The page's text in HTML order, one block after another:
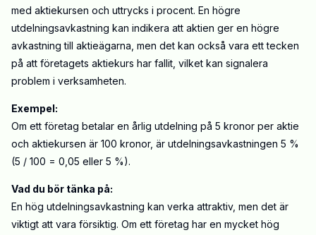
med aktiekursen och uttrycks i procent. En högre
utdelningsavkastning kan indikera att aktien ger en högre
avkastning till aktieägarna, men det kan också vara ett tecken
på att företagets aktiekurs har fallit, vilket kan signalera
problem i verksamheten.
Exempel:
Om ett företag betalar en årlig utdelning på 5 kronor per aktie
och aktiekursen är 100 kronor, är utdelningsavkastningen 5 %
(5 / 100 = 0,05 eller 5 %).
Vad du bör tänka på:
En hög utdelningsavkastning kan verka attraktiv, men det är
viktigt att vara försiktig. Om ett företag har en mycket hög